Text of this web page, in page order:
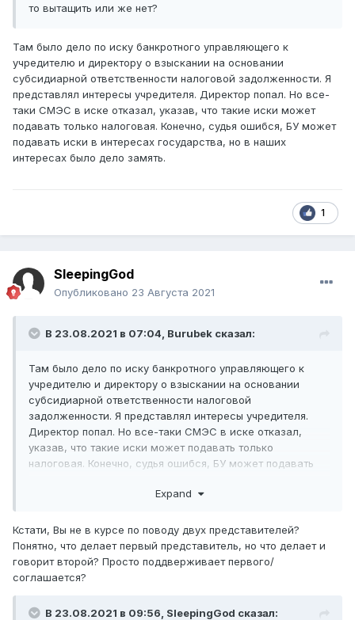
то вытащить или же нет?
Там было дело по иску банкротного управляющего к
учредителю и директору о взыскании на основании
субсидиарной ответственности налоговой задолженности. Я
представлял интересы учредителя. Директор попал. Но все-
таки СМЭС в иске отказал, указав, что такие иски может
подавать только налоговая. Конечно, судья ошибся, БУ может
подавать иски в интересах государства, но в наших
интересах было дело замять.
1
SleepingGod
Опубликовано 23 Августа 2021
В 23.08.2021 в 07:04, Burubek сказал:
Там было дело по иску банкротного управляющего к
учредителю и директору о взыскании на основании
субсидиарной ответственности налоговой
задолженности. Я представлял интересы учредителя.
Директор попал. Но все-таки СМЭС в иске отказал,
указав, что такие иски может подавать только
налоговая. Конечно, судья ошибся, БУ может подавать
Expand
Кстати, Вы не в курсе по поводу двух представителей?
Понятно, что делает первый представитель, но что делает и
говорит второй? Просто поддверживает первого/
соглашается?
В 23.08.2021 в 09:56, SleepingGod сказал: